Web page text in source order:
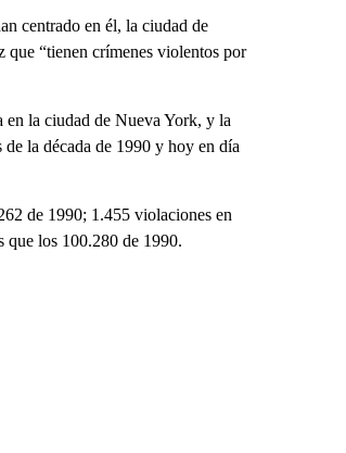
centrado en él, la ciudad de
que “tienen crímenes violentos por
la ciudad de Nueva York, y la
la década de 1990 y hoy en día
de 1990; 1.455 violaciones en
que los 100.280 de 1990.